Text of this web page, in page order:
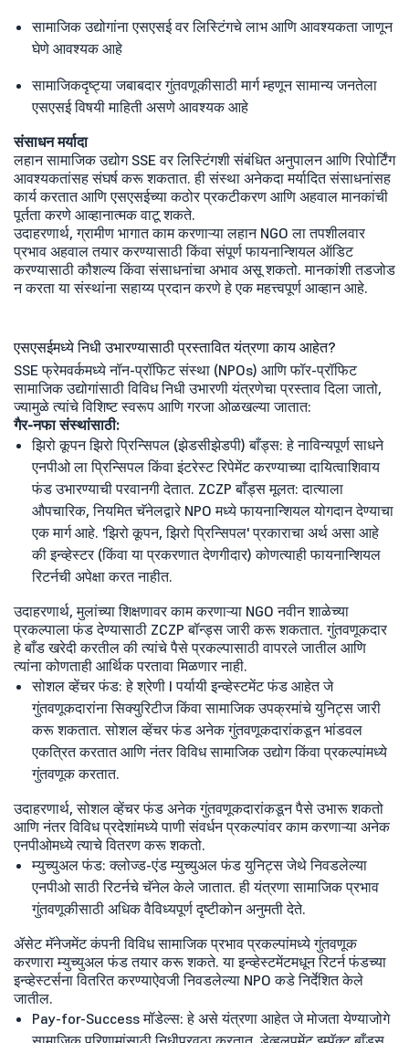
सामाजिक उद्योगांना एसएसई वर लिस्टिंगचे लाभ आणि आवश्यकता जाणून
घेणे आवश्यक आहे
सामाजिकदृष्ट्या जबाबदार गुंतवणूकीसाठी मार्ग म्हणून सामान्य जनतेला
एसएसई विषयी माहिती असणे आवश्यक आहे
संसाधन मर्यादा
लहान सामाजिक उद्योग SSE वर लिस्टिंगशी संबंधित अनुपालन आणि रिपोर्टिंग
आवश्यकतांसह संघर्ष करू शकतात. ही संस्था अनेकदा मर्यादित संसाधनांसह
कार्य करतात आणि एसएसईच्या कठोर प्रकटीकरण आणि अहवाल मानकांची
पूर्तता करणे आव्हानात्मक वाटू शकते.
उदाहरणार्थ, ग्रामीण भागात काम करणाऱ्या लहान NGO ला तपशीलवार
प्रभाव अहवाल तयार करण्यासाठी किंवा संपूर्ण फायनान्शियल ऑडिट
करण्यासाठी कौशल्य किंवा संसाधनांचा अभाव असू शकतो. मानकांशी तडजोड
न करता या संस्थांना सहाय्य प्रदान करणे हे एक महत्त्वपूर्ण आव्हान आहे.
एसएसईमध्ये निधी उभारण्यासाठी प्रस्तावित यंत्रणा काय आहेत?
SSE फ्रेमवर्कमध्ये नॉन-प्रॉफिट संस्था (NPOs) आणि फॉर-प्रॉफिट
सामाजिक उद्योगांसाठी विविध निधी उभारणी यंत्रणेचा प्रस्ताव दिला जातो,
ज्यामुळे त्यांचे विशिष्ट स्वरूप आणि गरजा ओळखल्या जातात:
गैर-नफा संस्थांसाठी:
झिरो कूपन झिरो प्रिन्सिपल (झेडसीझेडपी) बाँड्स: हे नाविन्यपूर्ण साधने
एनपीओ ला प्रिन्सिपल किंवा इंटरेस्ट रिपेमेंट करण्याच्या दायित्वाशिवाय
फंड उभारण्याची परवानगी देतात. ZCZP बाँड्स मूलत: दात्याला
औपचारिक, नियमित चॅनेलद्वारे NPO मध्ये फायनान्शियल योगदान देण्याचा
एक मार्ग आहे. 'झिरो कूपन, झिरो प्रिन्सिपल' प्रकाराचा अर्थ असा आहे
की इन्व्हेस्टर (किंवा या प्रकरणात देणगीदार) कोणत्याही फायनान्शियल
रिटर्नची अपेक्षा करत नाहीत.
उदाहरणार्थ, मुलांच्या शिक्षणावर काम करणाऱ्या NGO नवीन शाळेच्या
प्रकल्पाला फंड देण्यासाठी ZCZP बॉन्ड्स जारी करू शकतात. गुंतवणूकदार
हे बाँड खरेदी करतील की त्यांचे पैसे प्रकल्पासाठी वापरले जातील आणि
त्यांना कोणताही आर्थिक परतावा मिळणार नाही.
सोशल व्हेंचर फंड: हे श्रेणी I पर्यायी इन्व्हेस्टमेंट फंड आहेत जे
गुंतवणूकदारांना सिक्युरिटीज किंवा सामाजिक उपक्रमांचे युनिट्स जारी
करू शकतात. सोशल व्हेंचर फंड अनेक गुंतवणूकदारांकडून भांडवल
एकत्रित करतात आणि नंतर विविध सामाजिक उद्योग किंवा प्रकल्पांमध्ये
गुंतवणूक करतात.
उदाहरणार्थ, सोशल व्हेंचर फंड अनेक गुंतवणूकदारांकडून पैसे उभारू शकतो
आणि नंतर विविध प्रदेशांमध्ये पाणी संवर्धन प्रकल्पांवर काम करणाऱ्या अनेक
एनपीओमध्ये त्याचे वितरण करू शकतो.
म्युच्युअल फंड: क्लोज्ड-एंड म्युच्युअल फंड युनिट्स जेथे निवडलेल्या
एनपीओ साठी रिटर्नचे चॅनेल केले जातात. ही यंत्रणा सामाजिक प्रभाव
गुंतवणूकीसाठी अधिक वैविध्यपूर्ण दृष्टीकोन अनुमती देते.
ॲसेट मॅनेजमेंट कंपनी विविध सामाजिक प्रभाव प्रकल्पांमध्ये गुंतवणूक
करणारा म्युच्युअल फंड तयार करू शकते. या इन्व्हेस्टमेंटमधून रिटर्न फंडच्या
इन्व्हेस्टर्सना वितरित करण्याऐवजी निवडलेल्या NPO कडे निर्देशित केले
जातील.
Pay-for-Success मॉडेल्स: हे असे यंत्रणा आहेत जे मोजता येण्याजोगे